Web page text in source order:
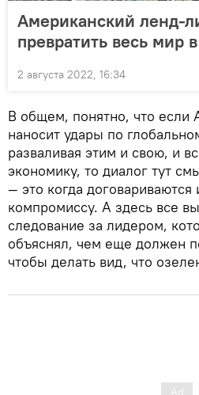
Американский ленд-
превратить весь мир
2 августа 2022, 16:34
В общем, понятно, что если
наносит удары по
разваливая этим и свою, и
экономику, то диалог тут
— это когда договариваются
компромиссу. А здесь все
следование за лидером,
объяснял, чем еще должен
чтобы делать вид, что